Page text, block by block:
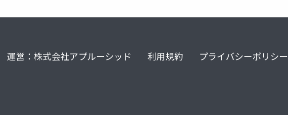
運営：株式会社アプルーシッド 利用規約 プライバシーポリシー